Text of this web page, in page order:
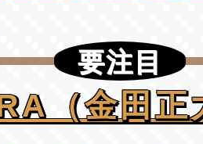
要注目
（金田正